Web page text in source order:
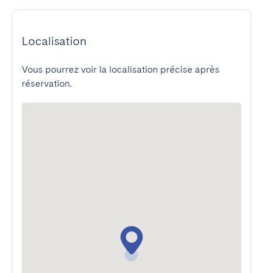
Localisation
Vous pourrez voir la localisation précise après
réservation.